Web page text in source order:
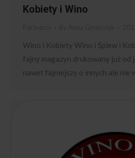
Kobiety i Wino
Wino i Kobiety Wino i Śpiew i
fajny magazyn drukowany już od
nawet fajniejszy o innych ale nie